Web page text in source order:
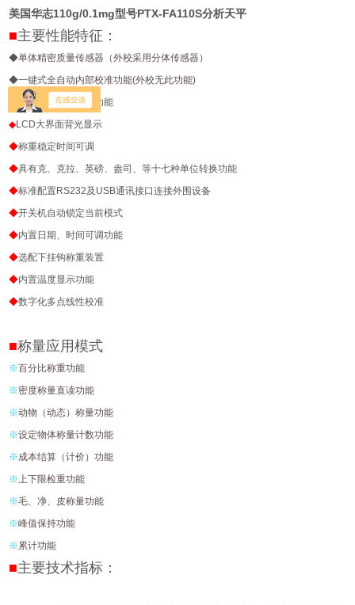
美国华志110g/0.1mg型号PTX-FA110S分析天平
■主要性能特征：
◆单体精密质量传感器（外校采用分体传感器）
◆一键式全自动内部校准功能(外校无此功能)
六级防震滤波可调功能
◆LCD大界面背光显示
◆称重稳定时间可调
◆具有克、克拉、英磅、盎司、等十七种单位转换功能
◆标准配置RS232及 USB通讯接口连接外围设备
◆开关机自动锁定当前模式
◆内置日期、时间可调功能
◆选配下挂钩称重装置
◆内置温度显示功能
◆数字化多点线性校准
■称量应用模式
※百分比称重功能
※密度称量直读功能
※动物（动态）称量功能
※设定物体称量计数功能
※成本结算（计价）功能
※上下限检重功能
※毛、净、皮称量功能
※峰值保持功能
※ 累计功能
■主要技术指标：